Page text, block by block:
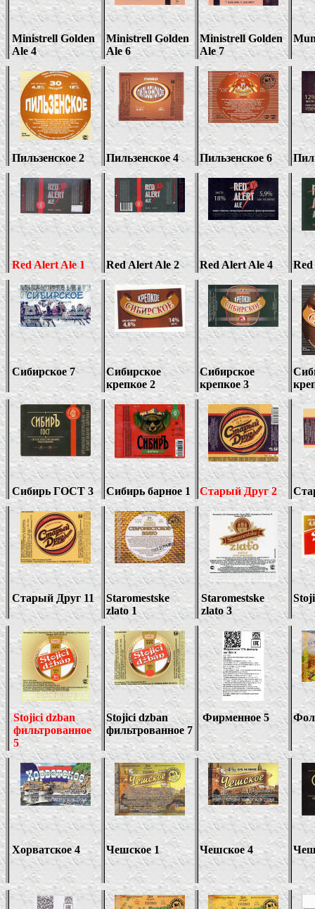
Ministrell Golden
Ale 4
Ministrell Golden
Ale 6
Ministrell Golden
Ale7
Пильзенское 2 Пильзенское 4 Пильзенское 6
Red Alert Ale 1 Red Alert Ale 2 Red Alert Ale4
Сибирское 7
Сибирское
крепкое 2
Сибирское
крепкое 3
Сибирь ГОСТ 3 Сибирь барное 1 Старый Друг 2
Старый Друг 11
Staromestske
zlato1
Staromestske
zlato 3
Stojici dzban
фильтрованное
5
Stojici dzban
фильтрованное 7
Фирменное 5
Хорватское 4 Чешское 1 Чешское4